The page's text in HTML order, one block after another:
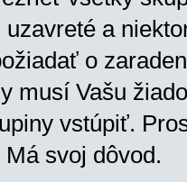
uzavreté a
o
musí Vašu
vstúpiť.
svoj dôvod.